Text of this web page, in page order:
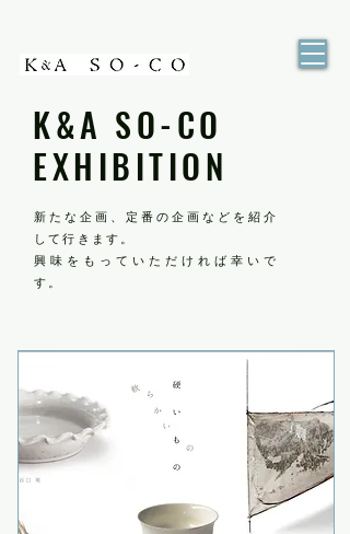
K&A SO-CO
EXHIBITION
新たな企画、定番の企画などを紹介
して行きます。
興味をもっていただければ幸いで
す。